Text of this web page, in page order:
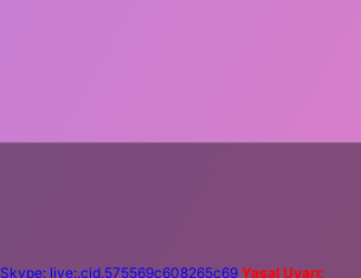
Skype: live:.cid.575569c608265c69 Yasal Uyarı: